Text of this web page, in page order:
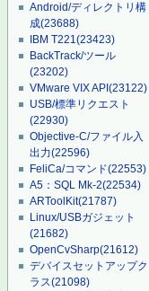
Android/ディレクトリ構
成(23688)
IBM T221(23423)
BackTrack/ツール
(23202)
VMware VIX API(23122)
USB/標準リクエスト
(22930)
Objective-C/ファイル入
出力(22596)
FeliCa/コマンド(22553)
A5：SQL Mk-2(22534)
ARToolKit(21787)
Linux/USBガジェット
(21682)
OpenCvSharp(21612)
デバイスセットアップク
ラス(21098)